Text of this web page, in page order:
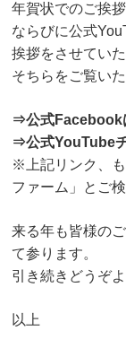
年賀状でのご挨
ならびに公式
挨拶をさせてい
そちらをご覧い
⇒公式Facebook
⇒公式YouTube
※上記リンク、
ファーム」とご
来る年も皆様の
て参ります。
引き続きどうぞ
以上